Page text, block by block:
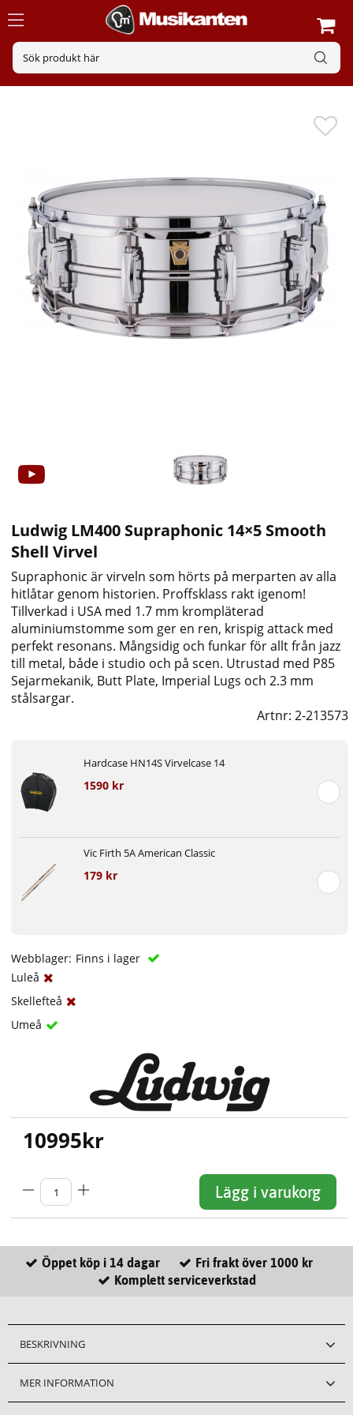
Ludwig LM400 Supraphonic 14×5 Smooth
Shell Virvel
Supraphonic är virveln som hörts på merparten av alla
hitlåtar genom historien. Proffsklass rakt igenom!
Tillverkad i USA med 1.7 mm krompläterad
aluminiumstomme som ger en ren, krispig attack med
perfekt resonans. Mångsidig och funkar för allt från jazz
till metal, både i studio och på scen. Utrustad med P85
Sejarmekanik, Butt Plate, Imperial Lugs och 2.3 mm
stålsargar.
Artnr:2-213573
Hardcase HN14S Virvelcase 14
1590 kr
Vic Firth 5A American Classic
179 kr
Webblager: Finns i lager
Luleå
Skellefteå
Umeå
10995kr
Lägg i varukorg
Öppet köp i 14 dagar
Fri frakt över 1000 kr
Komplett serviceverkstad
BESKRIVNING
MER INFORMATION